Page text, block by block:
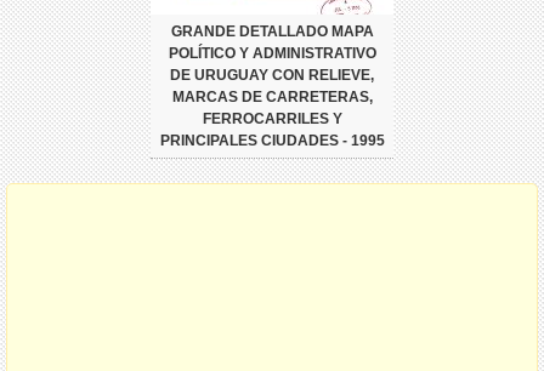
GRANDE DETALLADO MAPA
POLÍTICO Y ADMINISTRATIVO
DE URUGUAY CON RELIEVE,
MARCAS DE CARRETERAS,
FERROCARRILES Y
PRINCIPALES CIUDADES - 1995